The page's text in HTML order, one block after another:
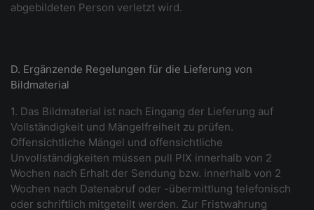
abgebildeten Person verletzt wird.
D. Ergänzende Regelungen für die Lieferung von
Bildmaterial
1. Das Bildmaterial ist nach Eingang der Lieferung auf
Vollständigkeit und Mängelfreiheit zu prüfen.
Offensichtliche Mängel und offensichtliche
Unvollständigkeiten müssen pull PIX innerhalb von 2
Wochen nach Erhalt der Sendung bzw. innerhalb von 2
Wochen nach Datenabruf oder -übermittlung telefonisch
oder schriftlich mitgeteilt werden. Zur Fristwahrung